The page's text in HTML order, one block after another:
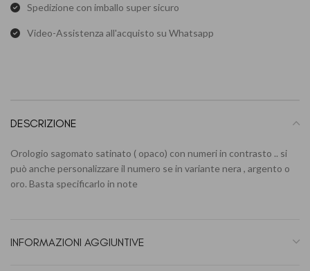
Spedizione con imballo super sicuro
Video-Assistenza all'acquisto su Whatsapp
DESCRIZIONE
Orologio sagomato satinato ( opaco) con numeri in contrasto .. si
può anche personalizzare il numero se in variante nera , argento o
oro. Basta specificarlo in note
INFORMAZIONI AGGIUNTIVE